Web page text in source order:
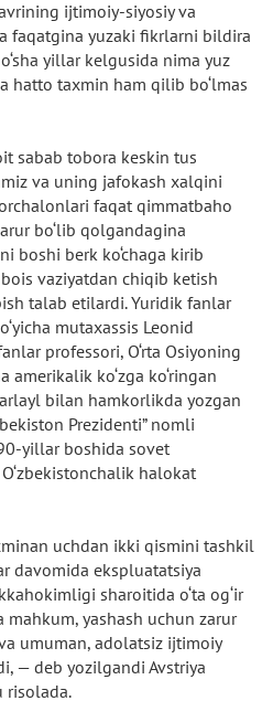
ijtimoiy-siyosiy va
faqatgina yuzaki fikrlarni bildira
yillar kelgusida nima yuz
hatto taxmin ham qilib bo‘lmas
sabab tobora keskin tus
va uning jafokash xalqini
faqat qimmatbaho
bo‘lib qolgandagina
boshi berk ko‘chaga kirib
vaziyatdan chiqib ketish
talab etilardi. Yuridik fanlar
mutaxassis Leonid
professori, O‘rta Osiyoning
amerikalik ko‘zga ko‘ringan
bilan hamkorlikda yozgan
Prezidenti” nomli
yillar boshida sovet
halokat
uchdan ikki qismini tashkil
davomida ekspluatatsiya
sharoitida o‘ta og‘ir
yashash uchun zarur
umuman, adolatsiz ijtimoiy
— deb yozilgandi Avstriya
risolada.